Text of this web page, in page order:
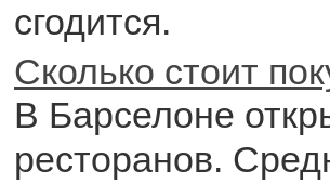
сгодится.
Сколько стоит
В Барселоне
ресторанов.